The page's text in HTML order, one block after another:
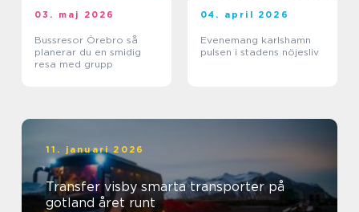
03. maj 2026
Bussresor Örebro så
planerar du en smidig
resa med grupp
04. april 2026
Evenemang karlshamn
pulsen i stadens nöjesliv
11. januari 2026
Transfer visby smarta transporter på
gotland året runt